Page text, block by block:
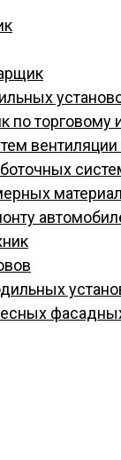
по